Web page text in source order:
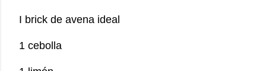
I brick de avena ideal
1 cebolla